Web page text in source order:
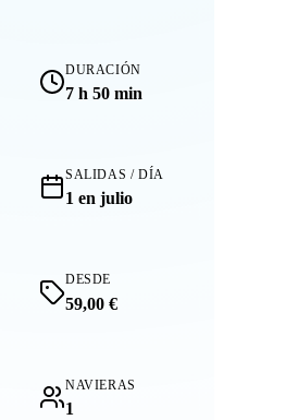
DURACIÓN
7 h 50 min
SALIDAS / DÍA
1 en julio
DESDE
59,00 €
NAVIERAS
1